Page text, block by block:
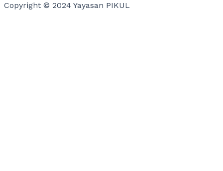
Copyright © 2024 Yayasan PIKUL